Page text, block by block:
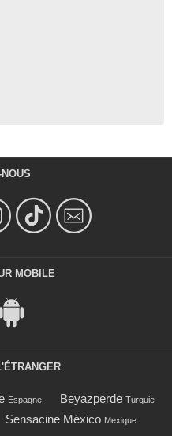
MOBILE
Espagne Beyazperde Turquie
Sensacine México Mexique